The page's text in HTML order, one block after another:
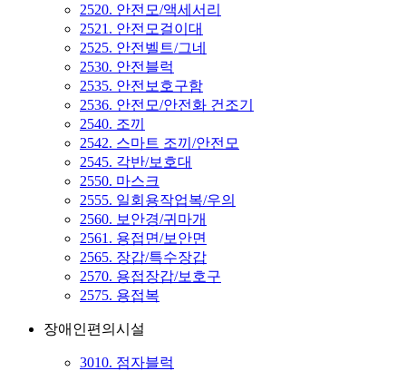
2520. 안전모/액세서리
2521. 안전모걸이대
2525. 안전벨트/그네
2530. 안전블럭
2535. 안전보호구함
2536. 안전모/안전화 건조기
2540. 조끼
2542. 스마트 조끼/안전모
2545. 각반/보호대
2550. 마스크
2555. 일회용작업복/우의
2560. 보안경/귀마개
2561. 용접면/보안면
2565. 장갑/특수장갑
2570. 용접장갑/보호구
2575. 용접복
장애인편의시설
3010. 점자블럭